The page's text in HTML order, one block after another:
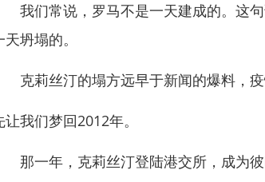
我们常说，罗马不是一天建成的。这句
天坍塌的。
克莉丝汀的塌方远早于新闻的爆料，疫
让我们梦回2012年。
那一年，克莉丝汀登陆港交所，成为彼